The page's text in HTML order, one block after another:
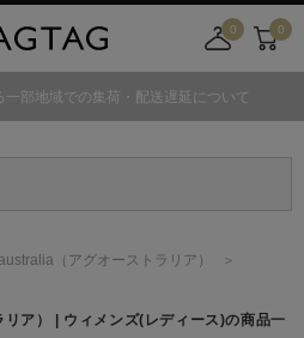
0
舗
カ
0
部地域での集荷・配送遅延について
（アグオーストラリア）
ア）
| ウィメンズ(レディース)の商品一